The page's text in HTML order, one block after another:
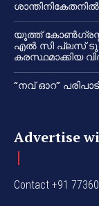
യൂത്ത്
എൽ സി പ്ലസ് ടു
കരസ്ഥമാക്കിയ
“നവ് ഓറ”
Advertise
Contact +91